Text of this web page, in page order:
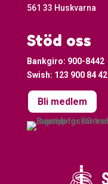
561 33 Huskvarna
Stöd oss
Bankgiro: 900-8442
Swish: 123 900 84 42
Bli medlem